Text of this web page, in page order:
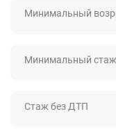
Минимальный
Минимальный стаж
Стаж без ДТП